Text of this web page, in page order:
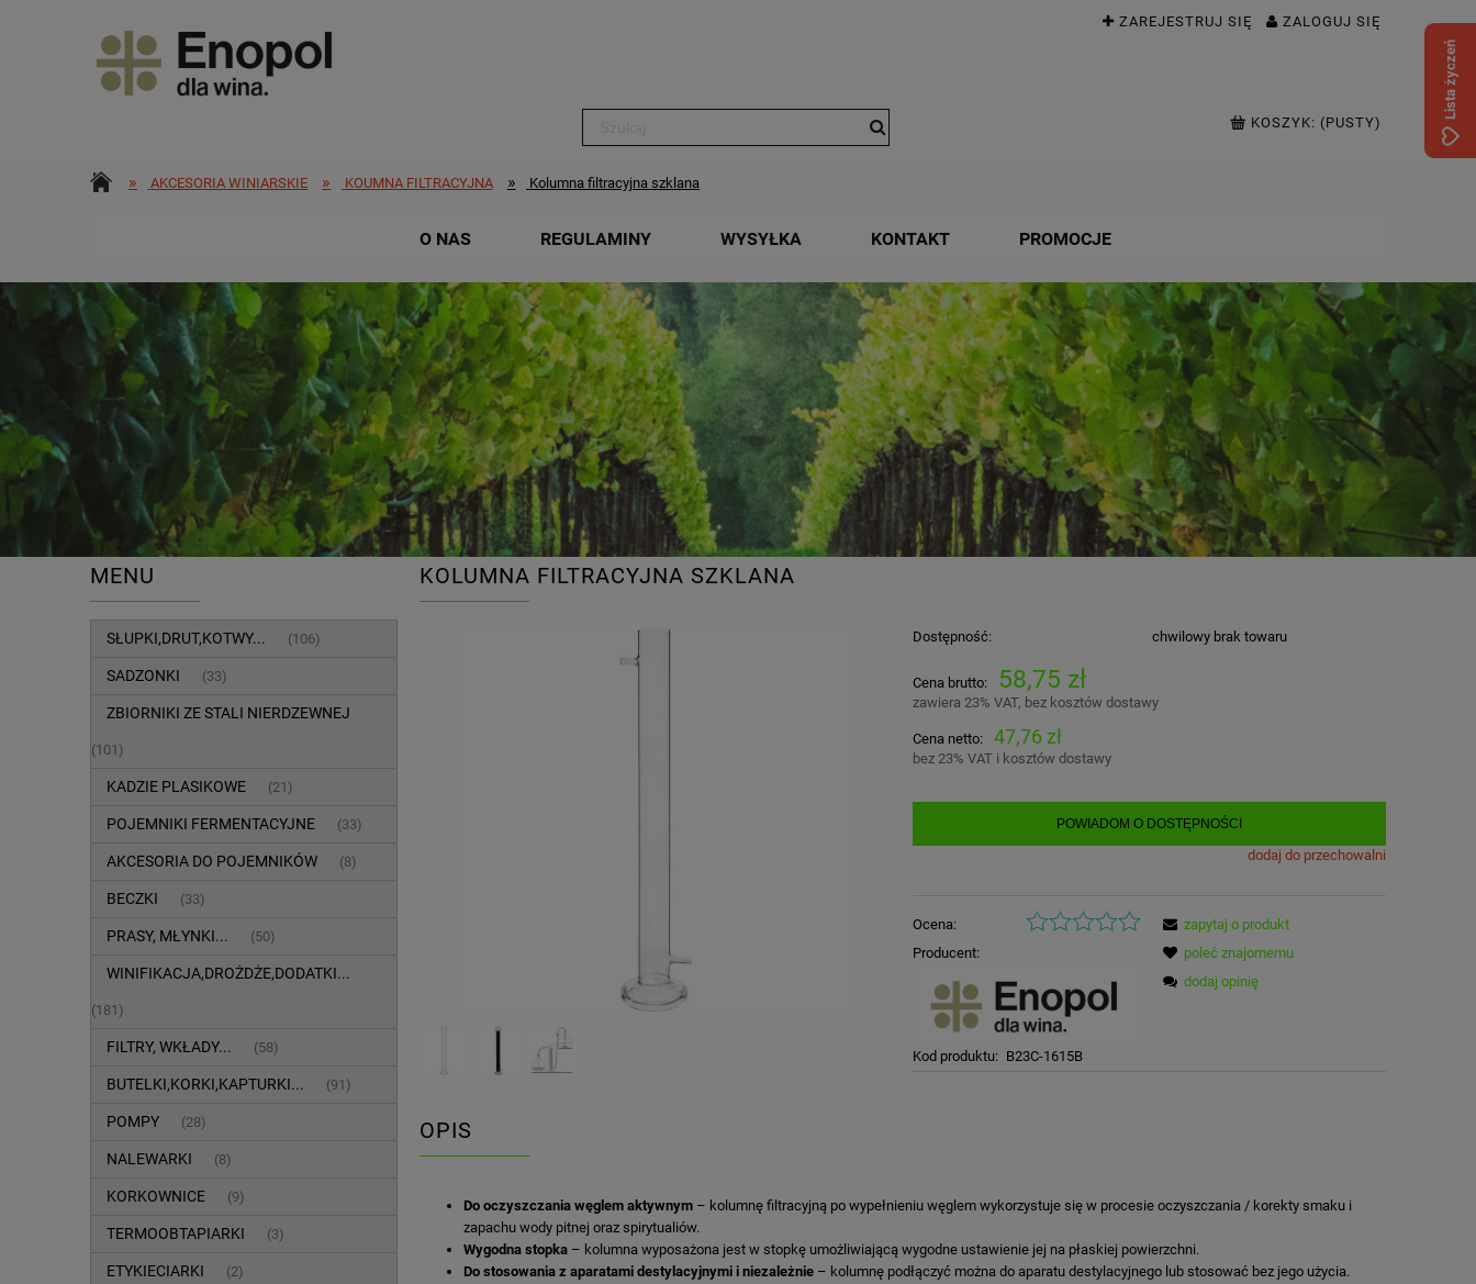
ZAREJESTRUJ SIĘ ZALOGUJ SIĘ
KOSZYK: (PUSTY)
» AKCESORIA WINIARSKIE » KOUMNA FILTRACYJNA » Kolumna filtracyjna szklana
O NAS REGULAMINY WYSYŁKA KONTAKT PROMOCJE
MENU
SŁUPKI,DRUT,KOTWY... (106)
SADZONKI (33)
ZBIORNIKI ZE STALI NIERDZEWNEJ
(101)
KADZIE PLASIKOWE (21)
POJEMNIKI FERMENTACYJNE (33)
AKCESORIA DO POJEMNIKÓW (8)
BECZKI (33)
PRASY, MŁYNKI... (50)
WINIFIKACJA,DROŻDŻE,DODATKI...
(181)
FILTRY, WKŁADY... (58)
BUTELKI,KORKI,KAPTURKI... (91)
POMPY (28)
NALEWARKI (8)
KORKOWNICE (9)
TERMOOBTAPIARKI (3)
ETYKIECIARKI (2)
KOLUMNA FILTRACYJNA SZKLANA
Dostępność: chwilowy brak towaru
Cena brutto: 58,75 zł
zawiera 23% VAT, bez kosztów dostawy
Cena netto: 47,76 zł
bez 23% VAT i kosztów dostawy
POWIADOM O DOSTĘPNOŚCI
dodaj do przechowalni
Ocena:
Producent:
Kod produktu: B23C-1615B
zapytaj o produkt
poleć znajomemu
dodaj opinię
OPIS
Do oczyszczania węglem aktywnym – kolumnę filtracyjną po wypełnieniu węglem wykorzystuje się w procesie oczyszczania / korekty smaku i
zapachu wody pitnej oraz spirytualiów.
Wygodna stopka – kolumna wyposażona jest w stopkę umożliwiającą wygodne ustawienie jej na płaskiej powierzchni.
Do stosowania z aparatami destylacyjnymi i niezależnie – kolumnę podłączyć można do aparatu destylacyjnego lub stosować bez jego użycia.
Lista życzeń